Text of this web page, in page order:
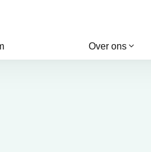
Over ons